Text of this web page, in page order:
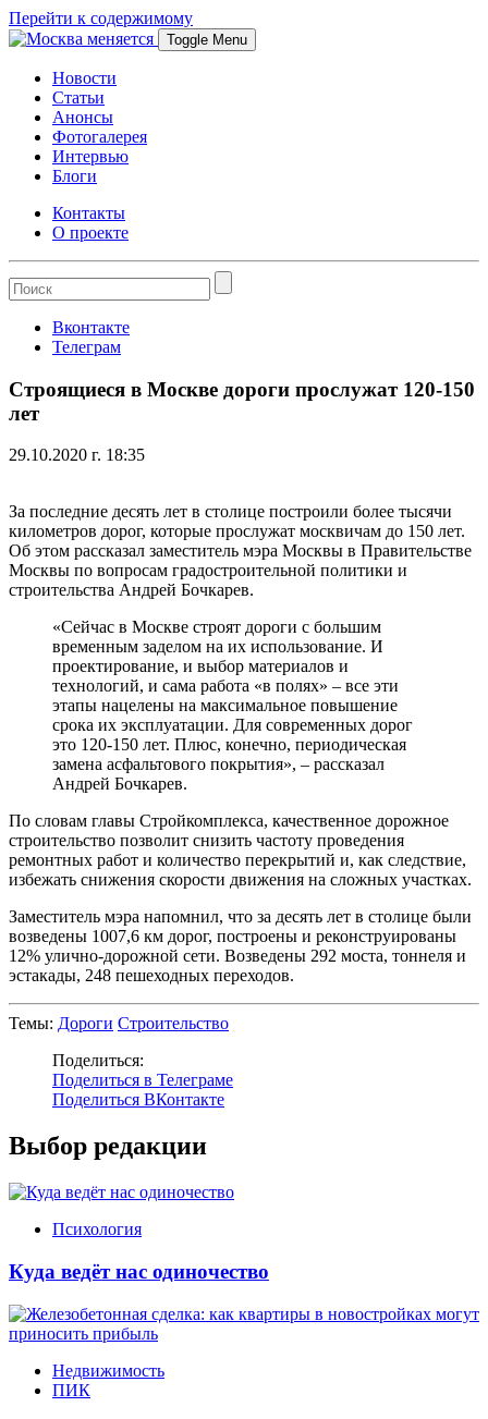
Перейти к содержимому
Toggle Menu
Новости
Статьи
Анонсы
Фотогалерея
Интервью
Блоги
Контакты
О проекте
Вконтакте
Телеграм
Строящиеся в Москве дороги прослужат 120-150
лет
29.10.2020 г. 18:35
За последние десять лет в столице построили более тысячи
километров дорог, которые прослужат москвичам до 150 лет.
Об этом рассказал заместитель мэра Москвы в Правительстве
Москвы по вопросам градостроительной политики и
строительства Андрей Бочкарев.
«Сейчас в Москве строят дороги с большим
временным заделом на их использование. И
проектирование, и выбор материалов и
технологий, и сама работа «в полях» – все эти
этапы нацелены на максимальное повышение
срока их эксплуатации. Для современных дорог
это 120-150 лет. Плюс, конечно, периодическая
замена асфальтового покрытия», – рассказал
Андрей Бочкарев.
По словам главы Стройкомплекса, качественное дорожное
строительство позволит снизить частоту проведения
ремонтных работ и количество перекрытий и, как следствие,
избежать снижения скорости движения на сложных участках.
Заместитель мэра напомнил, что за десять лет в столице были
возведены 1007,6 км дорог, построены и реконструированы
12% улично-дорожной сети. Возведены 292 моста, тоннеля и
эстакады, 248 пешеходных переходов.
Темы: Дороги Строительство
Поделиться:
Поделиться в Телеграме
Поделиться ВКонтакте
Выбор редакции
Психология
Куда ведёт нас одиночество
Недвижимость
ПИК